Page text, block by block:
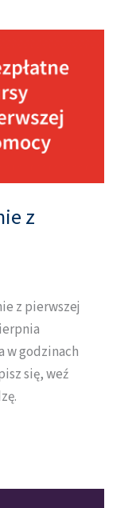
z
z pierwszej
w godzinach
się, weź